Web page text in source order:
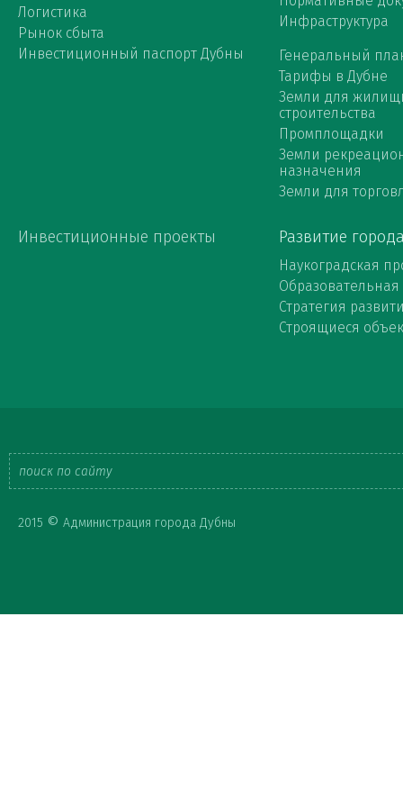
Логистика
Рынок сбыта
Инвестиционный паспорт Дубны
Инфраструктура
Генеральный
Тарифы в Дубне
Земли для
строительства
Промплощадки
Земли
назначения
Земли для
Инвестиционные проекты Развитие
Наукоградская
Стратегия
Строящиеся
2015 © Администрация города Дубны